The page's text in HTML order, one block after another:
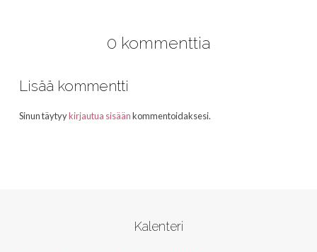
0 kommenttia
Lisää kommentti
Sinun täytyykirjautua sisäänkommentoidaksesi.
Kalenteri